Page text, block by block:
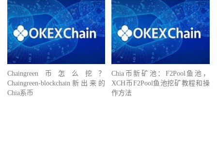
Chaingreen币怎么挖？
Chaingreen-blockchain新出来的
Chia系币
Chia币新矿池：F2Pool鱼池，
XCH币F2Pool鱼池挖矿教程和操
作方法